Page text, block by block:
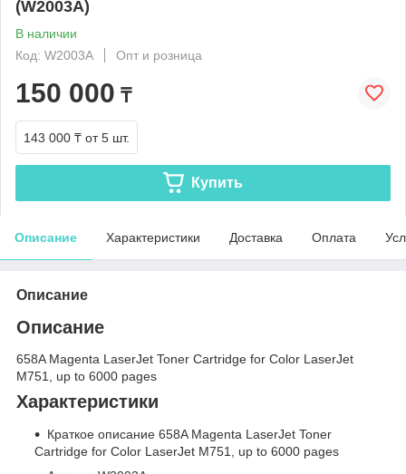
(W2003A)
В наличии
Код: W2003A
Опт и розница
150 000 ₸
143 000 ₸ от 5 шт.
Купить
Описание Характеристики Доставка Оплата
Описание
Описание
658A Magenta LaserJet Toner Cartridge for Color LaserJet
M751, up to 6000 pages
Характеристики
Краткое описание 658A Magenta LaserJet Toner
Cartridge for Color LaserJet M751, up to 6000 pages